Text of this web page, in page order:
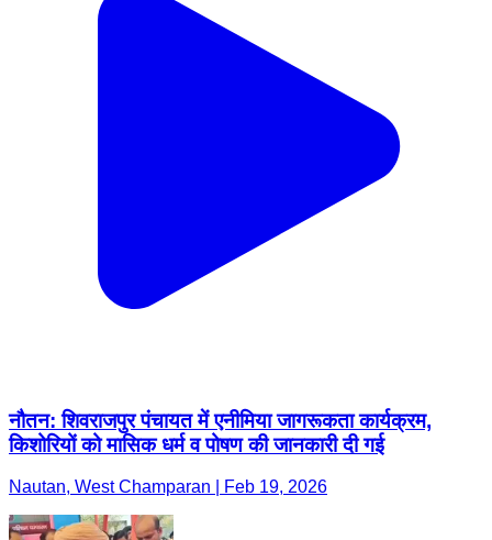
नौतन: शिवराजपुर पंचायत में एनीमिया जागरूकता कार्यक्रम,
किशोरियों को मासिक धर्म व पोषण की जानकारी दी गई
Nautan, West Champaran | Feb 19, 2026